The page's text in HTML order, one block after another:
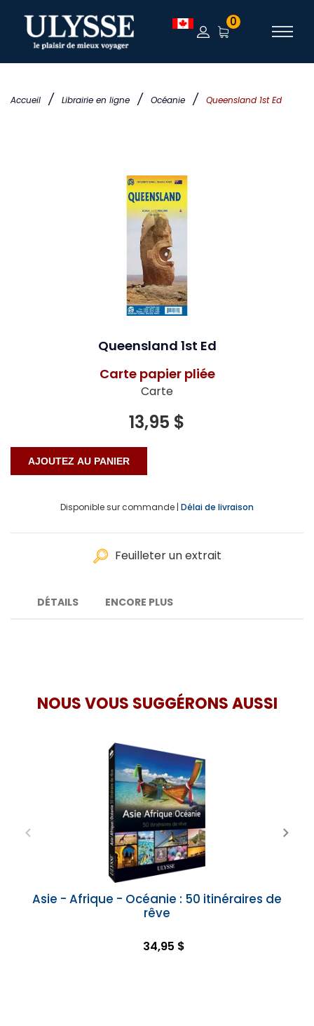
Accueil / Librairie en ligne / Océanie / Queensland 1st Ed
0
Queensland 1st Ed
Carte papier pliée
Carte
13,95 $
Disponible sur commande | Délai de livraison
Feuilleter un extrait
DÉTAILS ENCORE PLUS
NOUS VOUS SUGGÉRONS AUSSI
Asie - Afrique - Océanie : 50 itinéraires de
rêve
34,95 $